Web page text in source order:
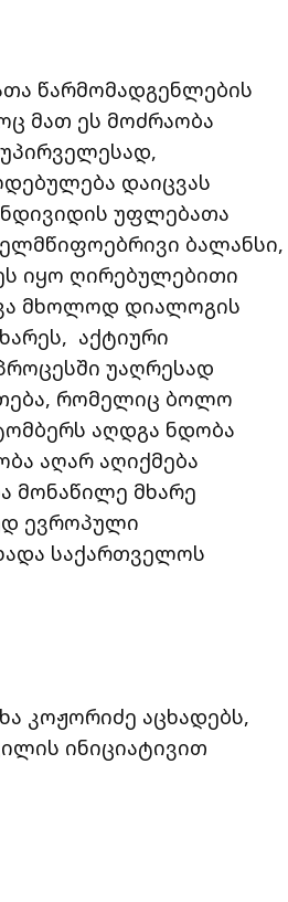
წარმომადგენლების
მათ ეს მოძრაობა
დაიცვას
უფლებათა
ბალანსი,
იყო ღირებულებითი
მხოლოდ დიალოგის
აქტიური
უაღრესად
რომელიც ბოლო
აღდგა ნდობა
აღარ აღიქმება
მონაწილე მხარე
ევროპული
საქართველოს
კოჟორიძე აცხადებს,
ინიციატივით